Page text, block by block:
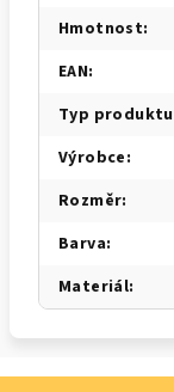
Hmotnost:
EAN:
Typ produktu
Výrobce:
Rozměr:
Barva:
Materiál: